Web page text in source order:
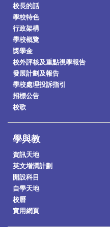
校長的話
學校特色
行政架構
學校概覽
獎學金
校外評核及重點視學報告
發展計劃及報告
學校處理投訴指引
招標公告
校歌
學與教
資訊天地
英文增潤計劃
開設科目
自學天地
校曆
實用網頁